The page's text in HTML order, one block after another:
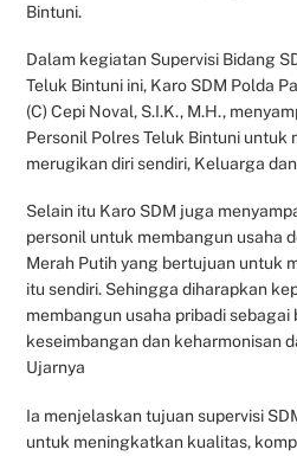
Bintuni.
Dalam kegiatan Supervisi Bidang
Teluk Bintuni ini, Karo SDM Polda
(C) Cepi Noval, S.I.K., M.H.,
Personil Polres Teluk Bintuni untuk
merugikan diri sendiri, Keluarga
Selain itu Karo SDM juga
personil untuk membangun usaha
Merah Putih yang bertujuan untuk
itu sendiri. Sehingga diharapkan
membangun usaha pribadi sebagai
keseimbangan dan keharmonisan
Ujarnya
Ia menjelaskan tujuan supervisi
untuk meningkatkan kualitas,